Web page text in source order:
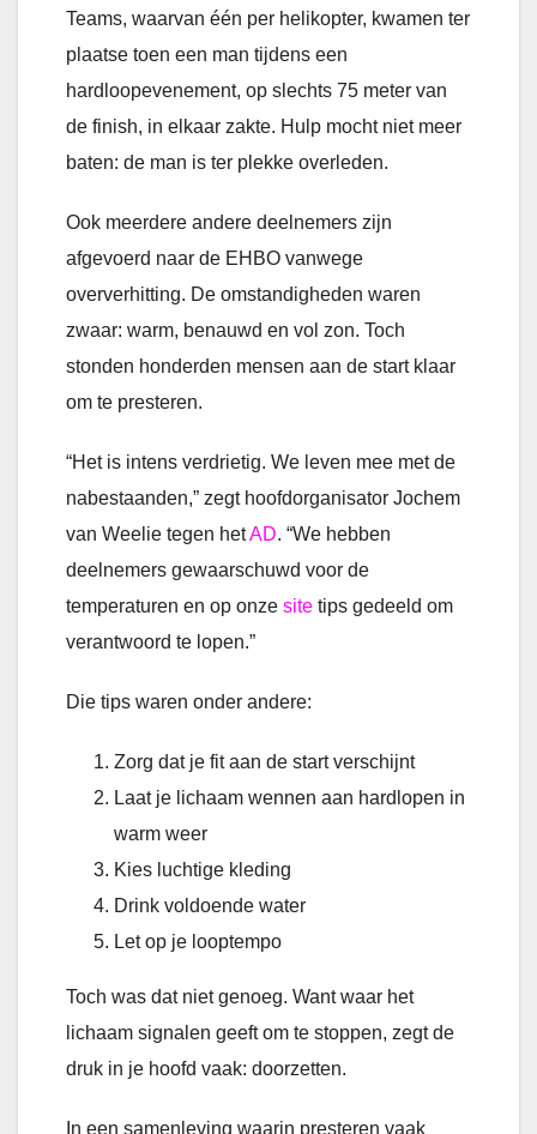
Teams, waarvan één per helikopter, kwamen ter
plaatse toen een man tijdens een
hardloopevenement, op slechts 75 meter van
de finish, in elkaar zakte. Hulp mocht niet meer
baten: de man is ter plekke overleden.
Ook meerdere andere deelnemers zijn
afgevoerd naar de EHBO vanwege
oververhitting. De omstandigheden waren
zwaar: warm, benauwd en vol zon. Toch
stonden honderden mensen aan de start klaar
om te presteren.
“Het is intens verdrietig. We leven mee met de
nabestaanden,” zegt hoofdorganisator Jochem
van Weelie tegen hetAD. “We hebben
deelnemers gewaarschuwd voor de
temperaturen en op onze site tips gedeeld om
verantwoord te lopen.”
Die tips waren onder andere:
Zorg dat je fit aan de start verschijnt
Laat je lichaam wennen aan hardlopen in
warm weer
Kies luchtige kleding
Drink voldoende water
Let op je looptempo
Toch was dat niet genoeg. Want waar het
lichaam signalen geeft om te stoppen, zegt de
druk in je hoofd vaak: doorzetten.
In een samenleving waarin presteren vaak